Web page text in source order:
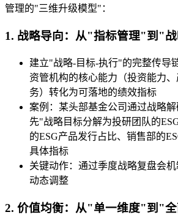
管理的"三维升级模型"：
1. 战略导向：从"指标管理"到"
建立"战略-目标-执行"的完整传导
资管机构的核心能力（投资能力
务）转化为可落地的绩效指标
案例：某头部基金公司通过战略
先"战略目标分解为投研团队的
的ESG产品发行占比、销售部的
具体指标
关键动作：通过季度战略复盘会
动态调整
2. 价值均衡：从"单一维度"到"